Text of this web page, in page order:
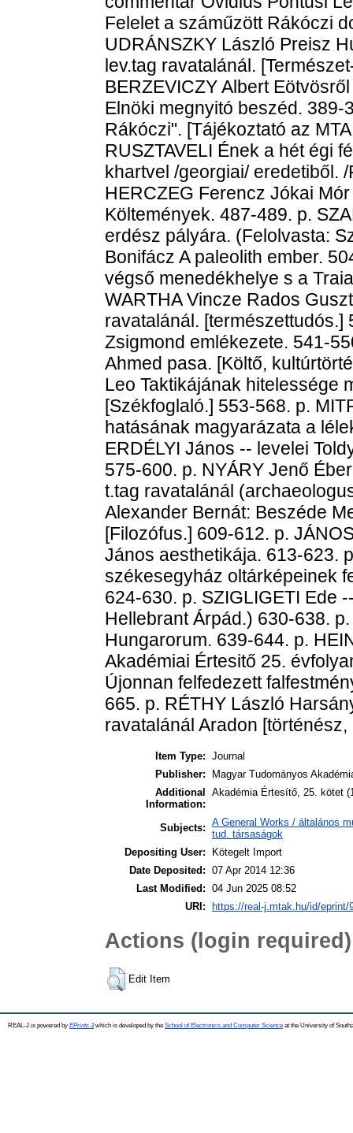
Felelet a száműzött Rákóczi
UDRÁNSZKY László Preisz
lev.tag ravatalánál.
BERZEVICZY Albert
Elnöki megnyitó beszéd. 389-
Rákóczi". [Tájékoztató az
RUSZTAVELI Ének a hét égi
khartvel /georgiai/ eredetiből.
HERCZEG Ferencz Jókai
Költemények. 487-489. p.
erdész pályára. (Felolvasta:
Bonifácz A paleolith ember.
végső menedékhelye s a
WARTHA Vincze Rados
ravatalánál. [természettudós.]
Zsigmond emlékezete. 541-
Ahmed pasa. [Költő,
Leo Taktikájának hitelessége
[Székfoglaló.] 553-568. p.
hatásának magyarázata a
ERDÉLYI János -- levelei
575-600. p. NYÁRY Jenő
t.tag ravatalánál
Alexander Bernát: Beszéde
[Filozófus.] 609-612. p.
János aesthetikája. 613-623.
székesegyház oltárképeinek
624-630. p. SZIGLIGETI Ede
Hellebrant Árpád.) 630-638.
Hungarorum. 639-644. p.
Akadémiai Értesitő 25.
Újonnan felfedezett
665. p. RÉTHY László
ravatalánál Aradon
Item Type: Journal
Publisher:
Magyar Tudományos
Additional
Information:
Akadémia Értesítő, 25. kötet
Subjects: A General Works / általános
tud. társaságok
Depositing User:
Kötegelt Import
Date Deposited: 07 Apr 2014 12:36
Last Modified: 04 Jun 2025 08:52
URI: https://real-j.mtak.hu/id/eprint/
Actions (login required)
Edit Item
REAL-J is powered by EPrints 3which is developed by the School of Electronics and Computer Science at the University of